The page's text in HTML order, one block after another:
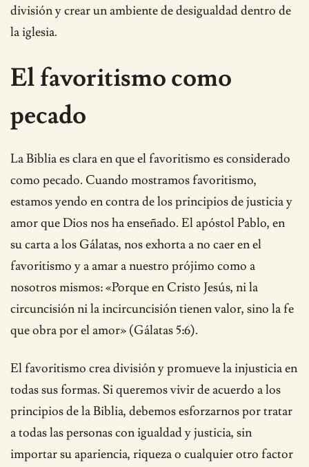
división y crear un ambiente de desigualdad dentro de
la iglesia.
El favoritismo como
pecado
La Biblia es clara en que el favoritismo es considerado
como pecado. Cuando mostramos favoritismo,
estamos yendo en contra de los principios de justicia y
amor que Dios nos ha enseñado. El apóstol Pablo, en
su carta a los Gálatas, nos exhorta a no caer en el
favoritismo y a amar a nuestro prójimo como a
nosotros mismos: «Porque en Cristo Jesús, ni la
circuncisión ni la incircuncisión tienen valor, sino la fe
que obra por el amor» (Gálatas 5:6).
El favoritismo crea división y promueve la injusticia en
todas sus formas. Si queremos vivir de acuerdo a los
principios de la Biblia, debemos esforzarnos por tratar
a todas las personas con igualdad y justicia, sin
importar su apariencia, riqueza o cualquier otro factor